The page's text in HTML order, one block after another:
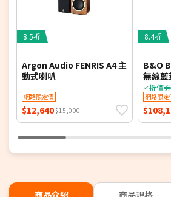
8.5折
Argon Audio FENRIS A4 主
動式喇叭
網路限定價
$12,640$15,000
8.4折
B&O
無線藍
黑 公司
折價券
網路限定
商品介紹 商品規格